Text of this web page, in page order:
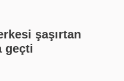
şaşırtan
geçti